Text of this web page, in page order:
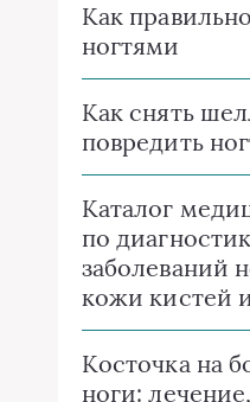
Как
ногтями
Как снять
повредить
Каталог
по
заболеваний
кожи кистей
Косточка на
ноги: